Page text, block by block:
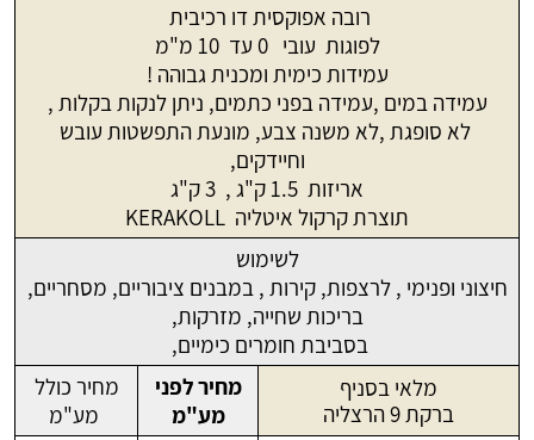
רובה אפוקסית דו רכיבית
לפוגות עובי 0 עד 10 מ"מ
עמידות כימית ומכנית גבוהה !
עמידה במים ,עמידה בפני כתמים, ניתן לנקות בקלות ,
לא סופגת ,לא משנה צבע, מונעת התפשטות עובש
וחיידקים,
אריזות 1.5 ק"ג , 3 ק"ג
תוצרת קרקול איטליה KERAKOLL
לשימוש
חיצוני ופנימי , לרצפות, קירות , במבנים ציבוריים, מסחריים,
בריכות שחייה, מזרקות,
בסביבת חומרים כימיים,
מלאי בסניף
ברקת 9 הרצליה
מחיר לפני
מע"מ
מחיר כולל
מע"מ